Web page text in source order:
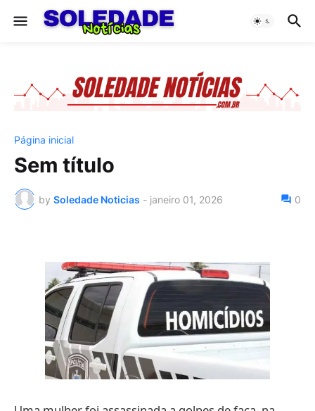
Página inicial
Sem título
by Soledade Noticias - janeiro 01, 2026 0